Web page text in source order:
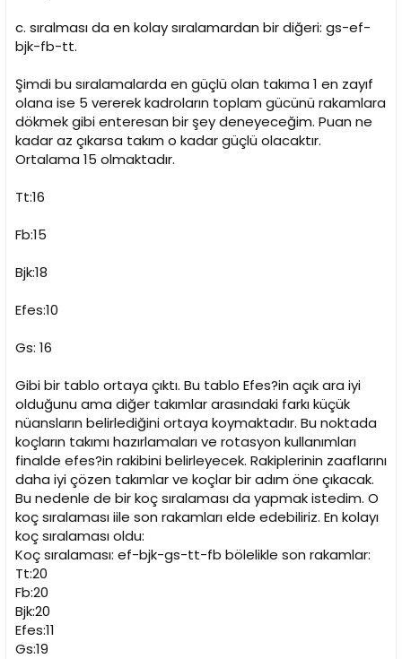
c. sıralması da en kolay sıralamardan bir diğeri: gs-ef-
bjk-fb-tt.
Şimdi bu sıralamalarda en güçlü olan takıma 1 en zayıf
olana ise 5 vererek kadroların toplam gücünü rakamlara
dökmek gibi enteresan bir şey deneyeceğim. Puan ne
kadar az çıkarsa takım o kadar güçlü olacaktır.
Ortalama 15 olmaktadır.
Tt:16
Fb:15
Bjk:18
Efes:10
Gs: 16
Gibi bir tablo ortaya çıktı. Bu tablo Efes?in açık ara iyi
olduğunu ama diğer takımlar arasındaki farkı küçük
nüansların belirlediğini ortaya koymaktadır. Bu noktada
koçların takımı hazırlamaları ve rotasyon kullanımları
finalde efes?in rakibini belirleyecek. Rakiplerinin zaaflarını
daha iyi çözen takımlar ve koçlar bir adım öne çıkacak.
Bu nedenle de bir koç sıralaması da yapmak istedim. O
koç sıralaması iile son rakamları elde edebiliriz. En kolayı
koç sıralaması oldu:
Koç sıralaması: ef-bjk-gs-tt-fb bölelikle son rakamlar:
Tt:20
Fb:20
Bjk:20
Efes:11
Gs:19